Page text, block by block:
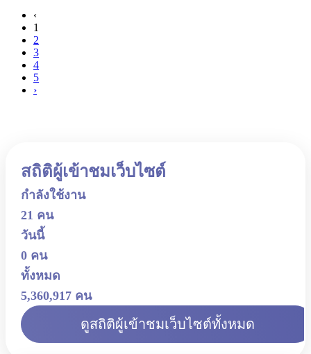
‹
1
2
3
4
5
›
สถิติผู้เข้าชมเว็บไซต์
กำลังใช้งาน
21 คน
วันนี้
0 คน
ทั้งหมด
5,360,917 คน
ดูสถิติผู้เข้าชมเว็บไซต์ทั้งหมด